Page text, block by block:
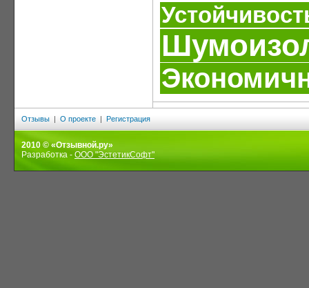
Отзывы | О проекте | Регистрация
2010 © «Отзывной.ру»
Разработка - ООО "ЭстетикСофт"